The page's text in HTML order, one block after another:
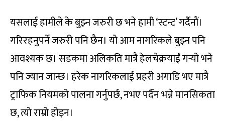
यसलाई हामीले के बुझ्न जरुरी छ भने हामी ‘स्टन्ट’ गर्दैनौं।
गरिरहनुपर्ने जरुरी पनि छैन। यो आम नागरिकले बुझ्न पनि
आवश्यक छ। सडकमा अलिकति मात्रै हेलचेक्रयाईं गर्‍यो भने
पनि ज्यान जान्छ। हरेक नागरिकलाई प्रहरी अगाडि भए मात्रै
ट्राफिक नियमको पालना गर्नुपर्छ, नभए पर्दैन भन्ने मानसिकता
छ, त्यो राम्रो होइन।